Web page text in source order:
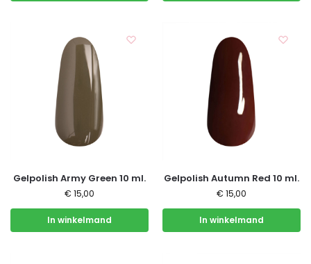
Gelpolish Army Green 10 ml.
€ 15,00
In winkelmand
Gelpolish Autumn Red 10 ml.
€ 15,00
In winkelmand